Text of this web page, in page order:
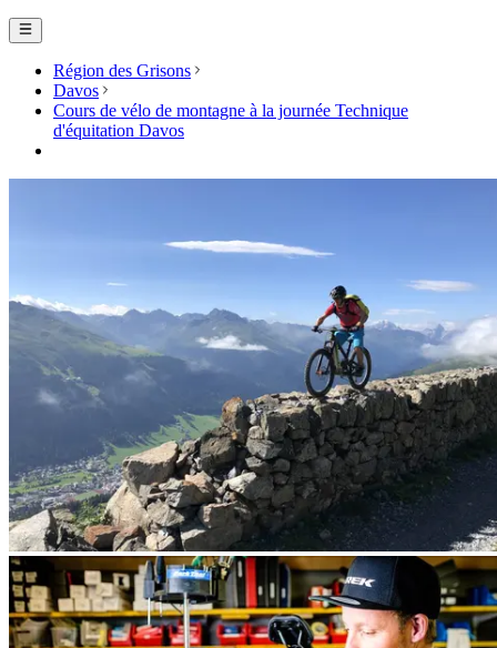
Région des Grisons
Davos
Cours de vélo de montagne à la journée Technique
d'équitation Davos